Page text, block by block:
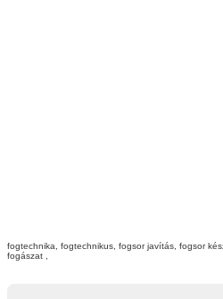
fogtechnika, fogtechnikus, fogsor javítás, fogsor
fogászat ,